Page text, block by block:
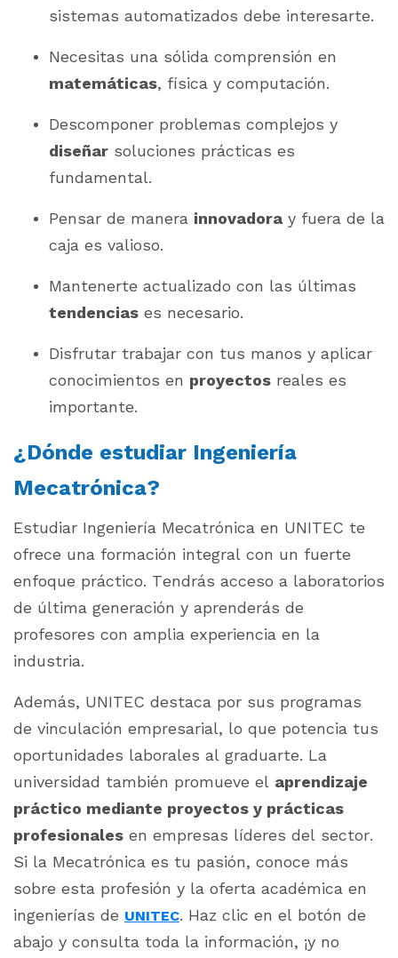
sistemas automatizados debe interesarte.
Necesitas una sólida comprensión en
matemáticas, física y computación.
Descomponer problemas complejos y
diseñar soluciones prácticas es
fundamental.
Pensar de manera innovadora y fuera de la
caja es valioso.
Mantenerte actualizado con las últimas
tendencias es necesario.
Disfrutar trabajar con tus manos y aplicar
conocimientos en proyectos reales es
importante.
¿Dónde estudiar Ingeniería
Mecatrónica?
Estudiar Ingeniería Mecatrónica en UNITEC te
ofrece una formación integral con un fuerte
enfoque práctico. Tendrás acceso a laboratorios
de última generación y aprenderás de
profesores con amplia experiencia en la
industria.
Además, UNITEC destaca por sus programas
de vinculación empresarial, lo que potencia tus
oportunidades laborales al graduarte. La
universidad también promueve el aprendizaje
práctico mediante proyectos y prácticas
profesionales en empresas líderes del sector.
Si la Mecatrónica es tu pasión, conoce más
sobre esta profesión y la oferta académica en
ingenierías de UNITEC. Haz clic en el botón de
abajo y consulta toda la información, ¡y no